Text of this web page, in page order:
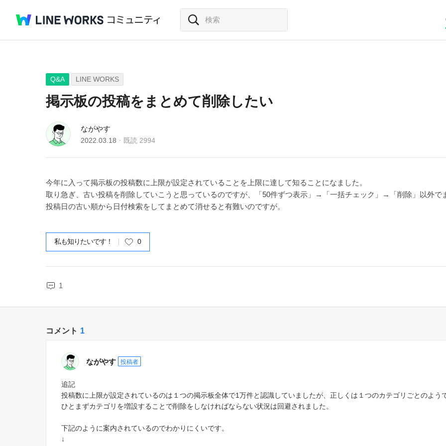
Q&A LINE WORKS
掲示板の投稿をまとめて削除したい
ながやす
2022.03.18 既読 2994
今年に入って掲示板の投稿数に上限が設定されていることを上限に達して知ることになました。
取り急ぎ、古い投稿を削除していこうと思っているのですが、「50件ずつ表示」→「一括チェック」→「削除」以外で
投稿日の古い順から日付検索をしてまとめて消せると有難いのですが。
私も知りたいです！ 0
1
コメント 1
ながやす 投稿者
追記
投稿数に上限が設定されているのは１つの掲示板全体で1万件と認識していましたが、正しくは１つのカテゴリごとのよう
ひとまずカテゴリを増設することで削除をしなければならない状況は回避されました。
下記のように案内されているのでわかりにくいです。
↓